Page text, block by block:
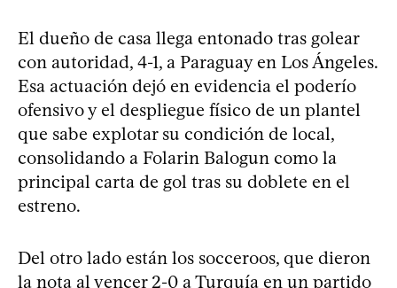
El dueño de casa llega entonado tras golear
con autoridad, 4-1, a Paraguay en Los Ángeles.
Esa actuación dejó en evidencia el poderío
ofensivo y el despliegue físico de un plantel
que sabe explotar su condición de local,
consolidando a Folarin Balogun como la
principal carta de gol tras su doblete en el
estreno.
Del otro lado están los socceroos, que dieron
la nota al vencer 2-0 a Turquía en un partido